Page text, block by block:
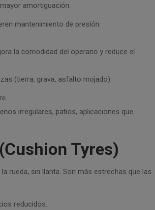
amortiguación.
mantenimiento de presión.
la comodidad del operario y reduce el
(tierra, grava, asfalto mojado).
irregulares, patios, aplicaciones que
Tyres)
rueda, sin llanta. Son más estrechas que las
reducidos.